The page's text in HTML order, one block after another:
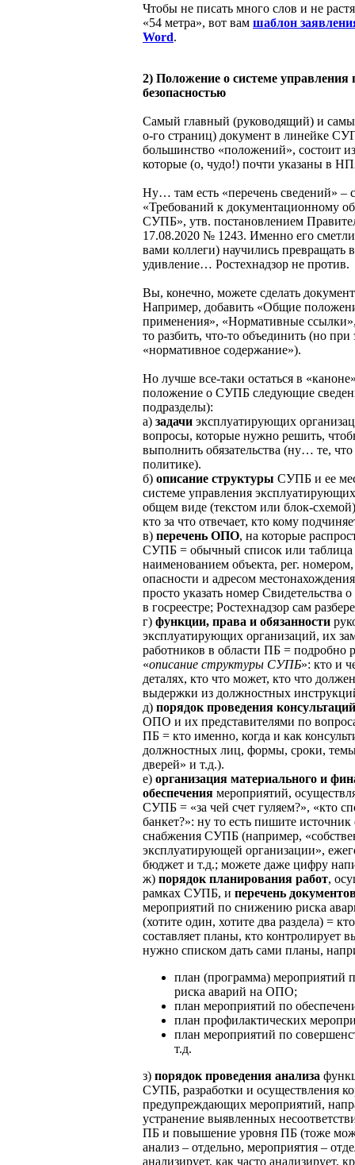
Чтобы не писать много слов и не
«54 метра», вот вам шаблон
Word.
2) Положение о системе
безопасностью
Самый главный (руководящий) и
о-го страниц) документ в линейке
большинство «положений», состоит
которые (о, чудо!) почти указаны в
Ну… там есть «перечень сведений» –
«Требований к документационному
СУПБ», утв. постановлением
17.08.2020 № 1243. Именно его
вами коллеги) научились превращать
удивление… Ростехнадзор не против.
Вы, конечно, можете сделать
Например, добавить «Общие
применения», «Нормативные
то разбить, что-то объединить (но
«нормативное содержание»).
Но лучше все-таки остаться в
положение о СУПБ следующие
подразделы):
а) задачи эксплуатирующих
вопросы, которые нужно решить,
выполнить обязательства (ну… те,
политике).
б) описание структуры СУПБ и ее
системе управления
общем виде (текстом или блок-
кто за что отвечает, кто кому
в) перечень ОПО, на которые
СУПБ = обычный список или
наименованием объекта, рег.
опасности и адресом
просто указать номер Свидетельства
в госреестре; Ростехнадзор сам
г) функции, права и обязанности
эксплуатирующих организаций, их
работников в области ПБ = подробно
«описание структуры СУПБ»: кто и
деталях, кто что может, кто что
выдержки из должностных
д) порядок проведения консультаций
ОПО и их представителями по
ПБ = кто именно, когда и как
должностных лиц, формы, сроки,
дверей» и т.д.).
е) организация материального и
обеспечения мероприятий,
СУПБ = «за чей счет гуляем?», «кто
банкет?»: ну то есть пишите
снабжения СУПБ (например,
эксплуатирующей организации»,
бюджет и т.д.; можете даже цифру
ж) порядок планирования работ,
рамках СУПБ, и перечень
мероприятий по снижению риска
(хотите один, хотите два раздела) =
составляет планы, кто контролирует
нужно списком дать сами планы,
план (программа) мероприятий
риска аварий на ОПО;
план мероприятий по
план профилактических
план мероприятий по
т.д.
з) порядок проведения анализа
СУПБ, разработки и осуществления
предупреждающих мероприятий,
устранение выявленных
ПБ и повышение уровня ПБ (тоже
анализ – отдельно, мероприятия –
анализирует, как часто анализирует,